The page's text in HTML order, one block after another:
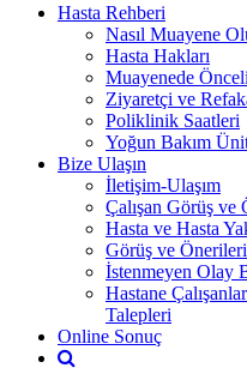
Hasta Rehberi
Nasıl Muayene
Hasta Hakları
Muayenede
Ziyaretçi ve
Poliklinik Saatleri
Yoğun Bakım
Bize Ulaşın
İletişim-Ulaşım
Çalışan Görüş ve
Hasta ve Hasta
Görüş ve
İstenmeyen Olay
Hastane
Talepleri
Online Sonuç